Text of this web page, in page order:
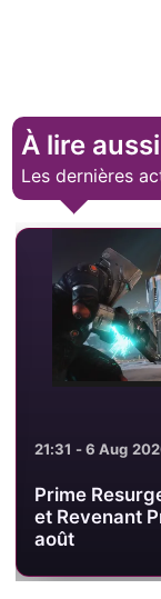
À lire aussi
Les dernières
21:13 - 6 Aug
Quake 30th